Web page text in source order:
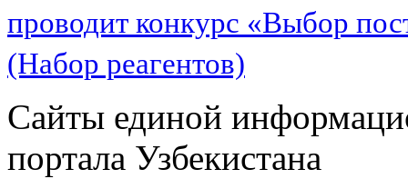
проводит конкурс «Выбор
(Набор реагентов)
Сайты единой
портала Узбекистана